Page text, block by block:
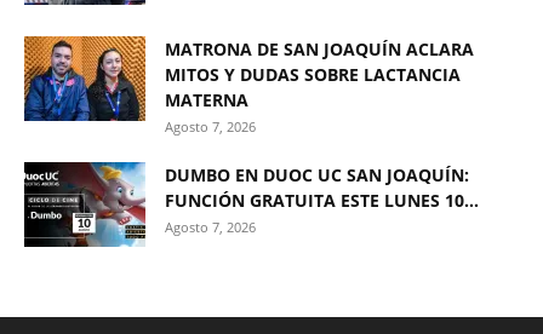
MATRONA DE SAN JOAQUÍN ACLARA
MITOS Y DUDAS SOBRE LACTANCIA
MATERNA
Agosto 7, 2026
DUMBO EN DUOC UC SAN JOAQUÍN:
FUNCIÓN GRATUITA ESTE LUNES 10...
Agosto 7, 2026